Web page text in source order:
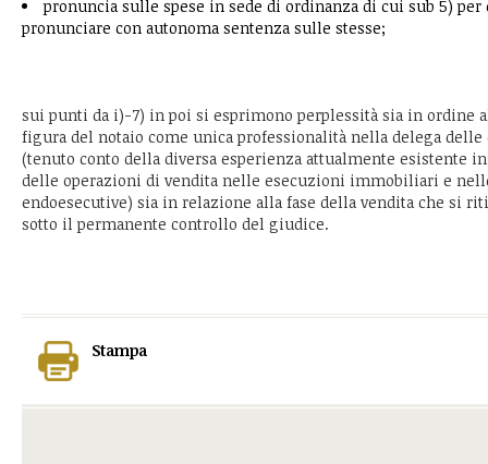
pronuncia sulle spese in sede di ordinanza di cui sub 5) per
pronunciare con autonoma sentenza sulle stesse;
sui punti da i)-7) in poi si esprimono perplessità sia in ordine
figura del notaio come unica professionalità nella delega
(tenuto conto della diversa esperienza attualmente esistente
delle operazioni di vendita nelle esecuzioni immobiliari e
endoesecutive) sia in relazione alla fase della vendita che si
sotto il permanente controllo del giudice.
Stampa